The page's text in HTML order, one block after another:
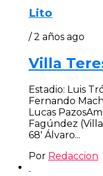
Lito
/ 2 años ago
Villa
Estadio: Luis
Fernando
Lucas
Fagúndez
68′ Álvaro...
Por Redaccion